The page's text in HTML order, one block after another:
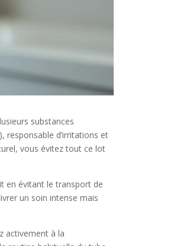
substances
responsable d’irritations et
vous évitez tout ce lot
en évitant le transport de
un soin intense mais
activement à la